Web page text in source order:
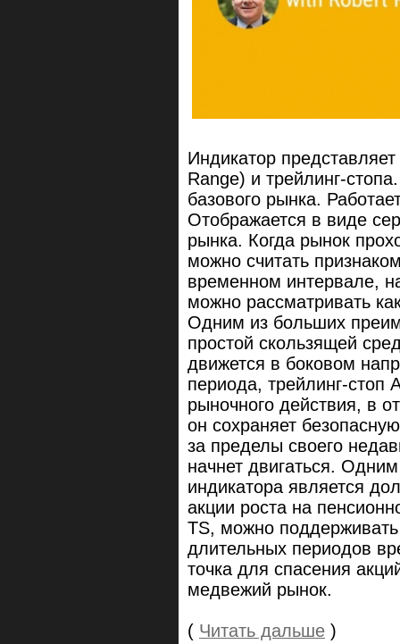
Индикатор
Range) и трейлинг-
базового рынка.
Отображается в виде
рынка. Когда рынок
можно считать
временном интервале,
можно рассматривать
Одним из больших
простой скользящей
движется в боковом
периода, трейлинг-стоп
рыночного действия, в
он сохраняет
за пределы своего
начнет двигаться.
индикатора является
акции роста на
TS, можно
длительных периодов
точка для спасения
медвежий рынок.
( Читать дальше )